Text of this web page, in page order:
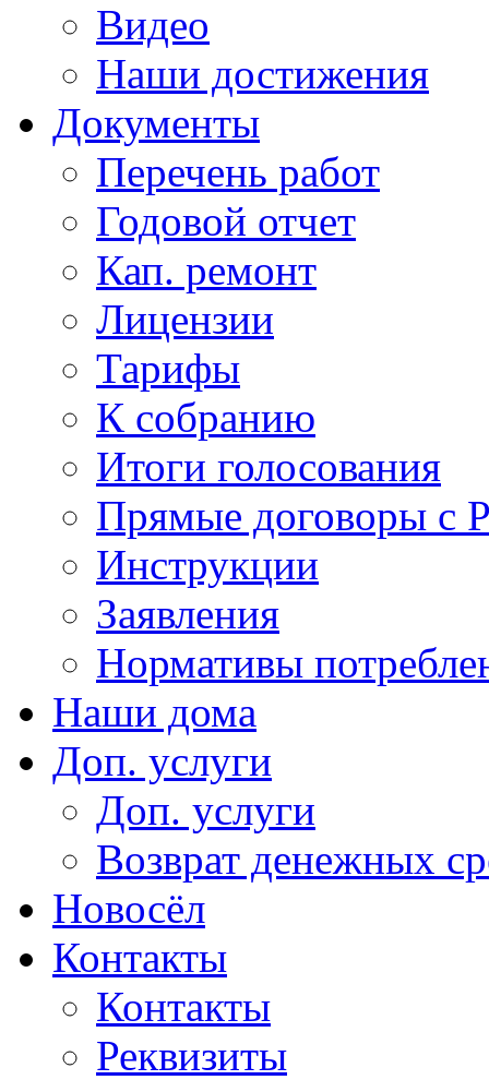
Видео
Наши достижения
Документы
Перечень работ
Годовой отчет
Кап. ремонт
Лицензии
Тарифы
К собранию
Итоги голосования
Прямые договоры с
Инструкции
Заявления
Нормативы
Наши дома
Доп. услуги
Доп. услуги
Возврат денежных
Новосёл
Контакты
Контакты
Реквизиты